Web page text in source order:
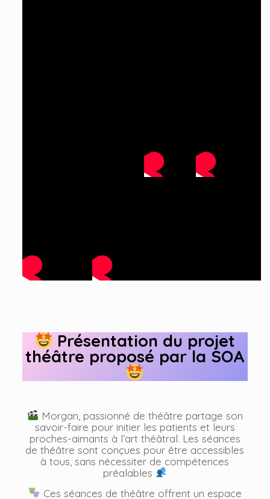
Présentation du projet
théâtre proposé par la SOA
Morgan, passionné de théâtre partage son
savoir-faire pour initier les patients et leurs
proches-aimants à l’art théâtral. Les séances
de théâtre sont conçues pour être accessibles
à tous, sans nécessiter de compétences
préalables
Ces séances de théâtre offrent un espace